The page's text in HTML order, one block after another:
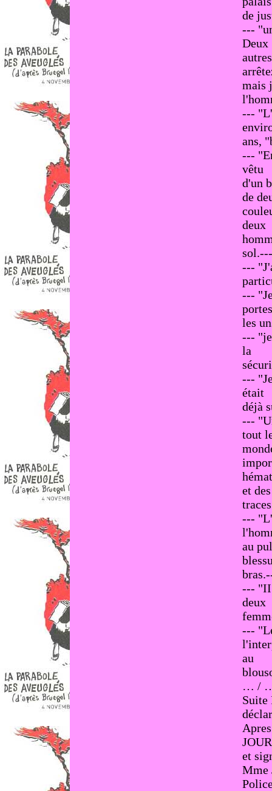
de
---
Deux
mais
---
ans,
---
vêtu
d'un
de
deux
sol.---
---
---
les
--- "je
la
---
était
déjà
---
tout
et des
---
au
--- "II
deux
---
au
… /
Suite
et
Mme